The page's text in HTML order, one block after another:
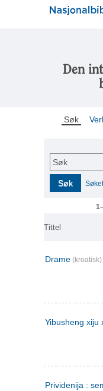
Den
Søk
Søk
Søk
Tittel
Drame (kroatisk)
Yibusheng xiju
Prividenija :